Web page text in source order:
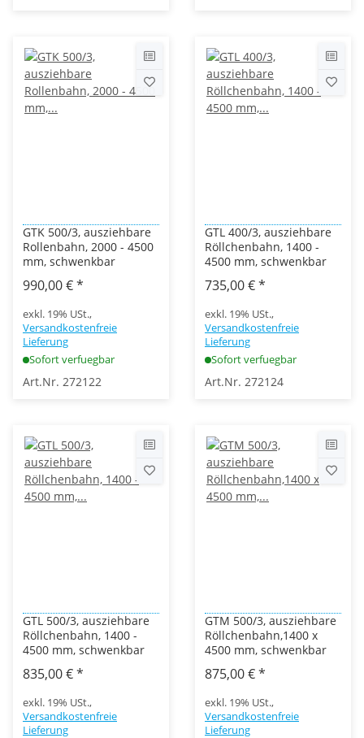
GTK 500/3, ausziehbare
Rollenbahn, 2000 - 4500
mm, schwenkbar
990,00 €*
exkl. 19% USt.,
Versandkostenfreie
Lieferung
Sofort verfuegbar
Art.Nr. 272122
GTL 400/3, ausziehbare
Röllchenbahn, 1400 -
4500 mm, schwenkbar
735,00 €*
exkl. 19% USt.,
Versandkostenfreie
Lieferung
Sofort verfuegbar
Art.Nr. 272124
GTL 500/3, ausziehbare
Röllchenbahn, 1400 -
4500 mm, schwenkbar
835,00 €*
exkl. 19% USt.,
Versandkostenfreie
Lieferung
GTM 500/3, ausziehbare
Röllchenbahn,1400 x
4500 mm, schwenkbar
875,00 €*
exkl. 19% USt.,
Versandkostenfreie
Lieferung